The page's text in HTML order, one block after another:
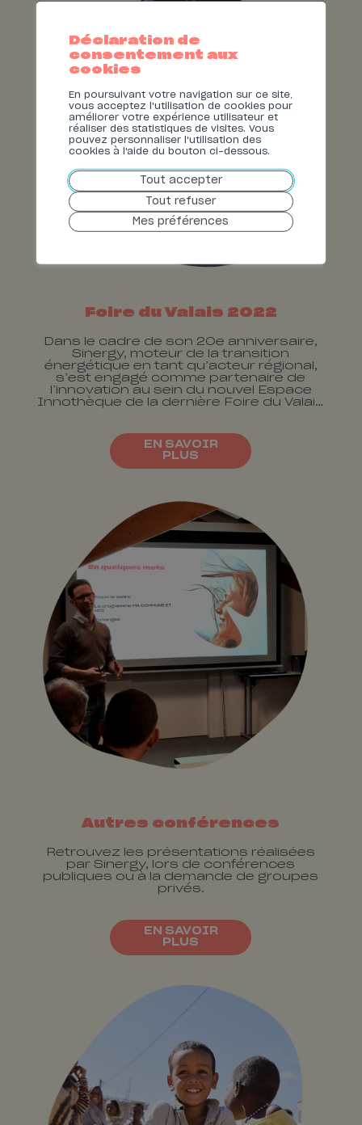
Foire du Valais 2022
Dans le cadre de son 20e anniversaire,
Sinergy, moteur de la transition
énergétique en tant qu’acteur régional,
s’est engagé comme partenaire de
l’innovation au sein du nouvel Espace
Innothèque de la dernière Foire du Valais
EN SAVOIR
PLUS
Autres conférences
Retrouvez les présentations réalisées
par Sinergy, lors de conférences
publiques ou à la demande de groupes
privés.
EN SAVOIR
PLUS
Déclaration de
consentement aux
cookies
En poursuivant votre navigation sur ce site,
vous acceptez l'utilisation de cookies pour
améliorer votre expérience utilisateur et
réaliser des statistiques de visites. Vous
pouvez personnaliser l'utilisation des
cookies à l'aide du bouton ci-dessous.
Tout accepter
Tout refuser
Mes préférences